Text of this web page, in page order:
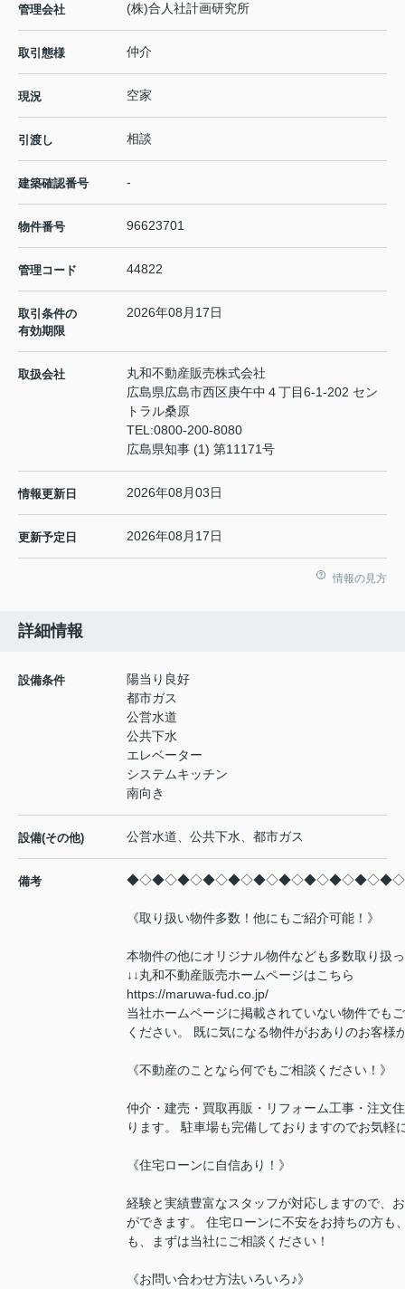
管理会社 (株)合人社計画研究所
取引態様 仲介
現況 空家
引渡し 相談
建築確認番号 -
物件番号 96623701
管理コード 44822
取引条件の
有効期限
2026年08月17日
取扱会社
丸和不動産販売株式会社
広島県広島市西区庚午中４丁目6-1-202 セン
トラル桑原
TEL:0800-200-8080
広島県知事 (1) 第11171号
情報更新日 2026年08月03日
更新予定日 2026年08月17日
情報の見方
詳細情報
設備条件
陽当り良好
都市ガス
公営水道
公共下水
エレベーター
システムキッチン
南向き
設備(その他) 公営水道、公共下水、都市ガス
備考
《取り扱い物件多数！他にもご紹介可能！》
本物件の他にオリジナル物件なども多数取り扱
↓↓丸和不動産販売ホームページはこちら
https://maruwa-fud.co.jp/
当社ホームページに掲載されていない物件でも
ください。 既に気になる物件がおありのお客様
《不動産のことなら何でもご相談ください！》
仲介・建売・買取再販・リフォーム工事・注文
ります。 駐車場も完備しておりますのでお気軽
《住宅ローンに自信あり！》
経験と実績豊富なスタッフが対応しますので、
ができます。 住宅ローンに不安をお持ちの方も
も、まずは当社にご相談ください！
《お問い合わせ方法いろいろ♪》